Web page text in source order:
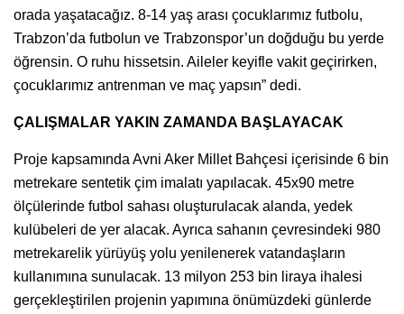
orada yaşatacağız. 8-14 yaş arası çocuklarımız futbolu,
Trabzon’da futbolun ve Trabzonspor’un doğduğu bu yerde
öğrensin. O ruhu hissetsin. Aileler keyifle vakit geçirirken,
çocuklarımız antrenman ve maç yapsın” dedi.
ÇALIŞMALAR YAKIN ZAMANDA BAŞLAYACAK
Proje kapsamında Avni Aker Millet Bahçesi içerisinde 6 bin
metrekare sentetik çim imalatı yapılacak. 45x90 metre
ölçülerinde futbol sahası oluşturulacak alanda, yedek
kulübeleri de yer alacak. Ayrıca sahanın çevresindeki 980
metrekarelik yürüyüş yolu yenilenerek vatandaşların
kullanımına sunulacak. 13 milyon 253 bin liraya ihalesi
gerçekleştirilen projenin yapımına önümüzdeki günlerde